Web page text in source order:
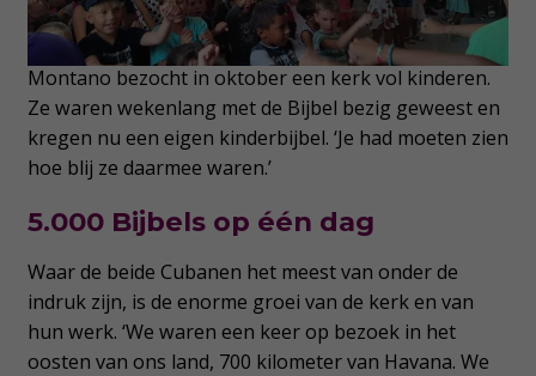
Montano bezocht in oktober een kerk vol kinderen.
Ze waren wekenlang met de Bijbel bezig geweest en
kregen nu een eigen kinderbijbel. ‘Je had moeten zien
hoe blij ze daarmee waren.’
5.000 Bijbels op één dag
Waar de beide Cubanen het meest van onder de
indruk zijn, is de enorme groei van de kerk en van
hun werk. ‘We waren een keer op bezoek in het
oosten van ons land, 700 kilometer van Havana. We